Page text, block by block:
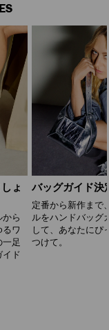
ょ
ら
ワ
足
ド
バッグガイド決
定番から新作まで
ルをハンドバッグ
して、あなたにぴ
つけて。